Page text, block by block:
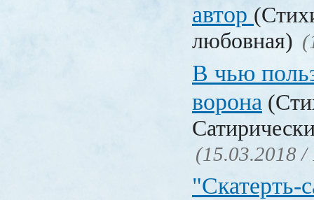
автор
любовная)
В чью
ворона
(15.03.2018 /
"Скатерть-